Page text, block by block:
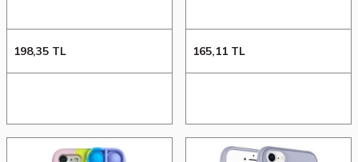
198,35 TL 165,11 TL